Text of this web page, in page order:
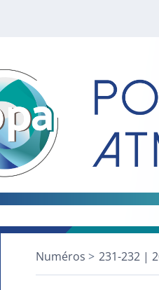
Numéros 231-232 |